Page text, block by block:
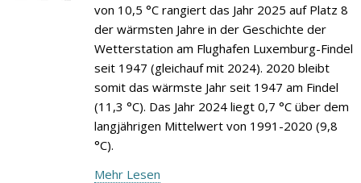
von 10,5 °C rangiert das Jahr 2025 auf Platz 8
der wärmsten Jahre in der Geschichte der
Wetterstation am Flughafen Luxemburg-Findel
seit 1947 (gleichauf mit 2024). 2020 bleibt
somit das wärmste Jahr seit 1947 am Findel
(11,3 °C). Das Jahr 2024 liegt 0,7 °C über dem
langjährigen Mittelwert von 1991-2020 (9,8
°C).
Mehr Lesen